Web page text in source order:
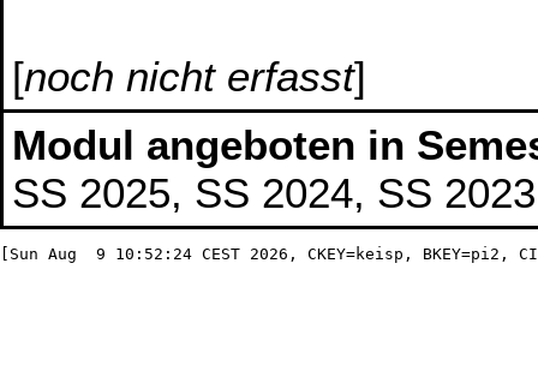
[noch nicht erfasst]
Modul angeboten in
SS 2025, SS 2024, SS